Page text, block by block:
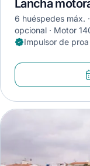
Lancha
6 huéspedes máx.
opcional
Motor
Impulsor de proa